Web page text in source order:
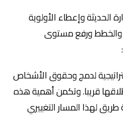
الحديثة وإعطاء الأولوية
والخطط ورفع مستوى
لدمج وحقوق الأشخاص
قريبا. وتكمن أهمية هذه
طريق لهذا المسار التغييري